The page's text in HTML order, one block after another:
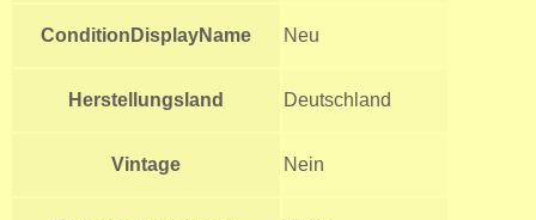
ConditionDisplayName Neu
Herstellungsland Deutschland
Vintage Nein